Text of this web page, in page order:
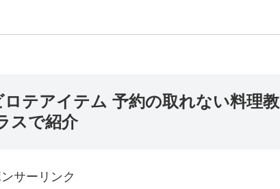
ロテアイテム 予約の取れない料理教
スで紹介
サーリンク